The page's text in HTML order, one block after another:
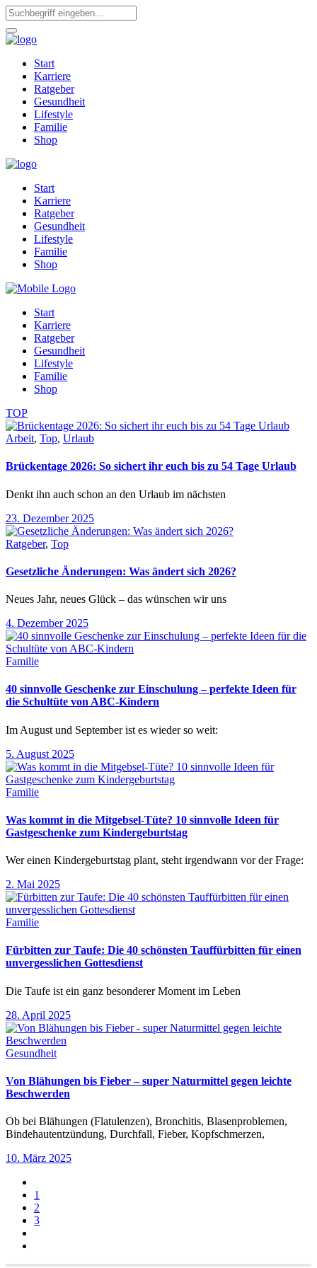
Start
Karriere
Ratgeber
Gesundheit
Lifestyle
Familie
Shop
Start
Karriere
Ratgeber
Gesundheit
Lifestyle
Familie
Shop
Start
Karriere
Ratgeber
Gesundheit
Lifestyle
Familie
Shop
TOP
Arbeit, Top, Urlaub
Brückentage 2026: So sichert ihr euch bis zu 54 Tage Urlaub
Denkt ihn auch schon an den Urlaub im nächsten
23. Dezember 2025
Ratgeber, Top
Gesetzliche Änderungen: Was ändert sich 2026?
Neues Jahr, neues Glück – das wünschen wir uns
4. Dezember 2025
Familie
40 sinnvolle Geschenke zur Einschulung – perfekte Ideen für
die Schultüte von ABC-Kindern
Im August und September ist es wieder so weit:
5. August 2025
Familie
Was kommt in die Mitgebsel-Tüte? 10 sinnvolle Ideen für
Gastgeschenke zum Kindergeburtstag
Wer einen Kindergeburtstag plant, steht irgendwann vor der Frage:
2. Mai 2025
Familie
Fürbitten zur Taufe: Die 40 schönsten Tauffürbitten für einen
unvergesslichen Gottesdienst
Die Taufe ist ein ganz besonderer Moment im Leben
28. April 2025
Gesundheit
Von Blähungen bis Fieber – super Naturmittel gegen leichte
Beschwerden
Ob bei Blähungen (Flatulenzen), Bronchitis, Blasenproblemen,
Bindehautentzündung, Durchfall, Fieber, Kopfschmerzen,
10. März 2025
1
2
3